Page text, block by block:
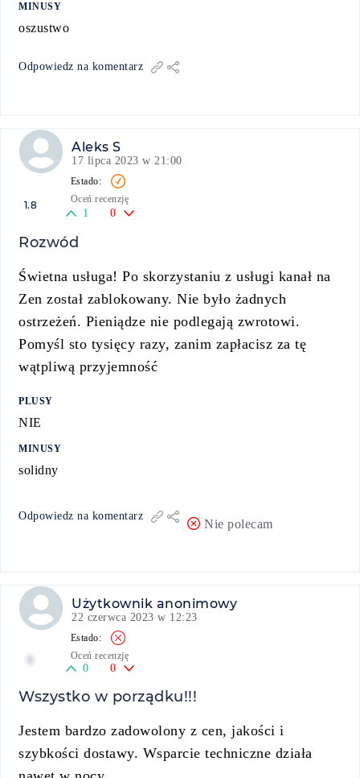
MINUSY
oszustwo
Odpowiedz na komentarz
Aleks S
17 lipca 2023 w 21:00
1.8 Oceń recenzję
1 0
Rozwód
Świetna usługa! Po skorzystaniu z usługi kanał na
Zen został zablokowany. Nie było żadnych
ostrzeżeń. Pieniądze nie podlegają zwrotowi.
Pomyśl sto tysięcy razy, zanim zapłacisz za tę
wątpliwą przyjemność
PLUSY
NIE
MINUSY
solidny
Odpowiedz na komentarz
Nie polecam
Użytkownik anonimowy
22 czerwca 2023 w 12:23
Oceń recenzję
0 0
Wszystko w porządku!!!
Jestem bardzo zadowolony z cen, jakości i
szybkości dostawy. Wsparcie techniczne działa